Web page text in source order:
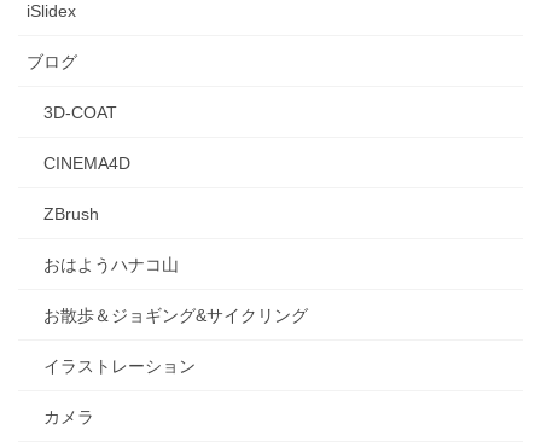
iSlidex
ブログ
3D-COAT
CINEMA4D
ZBrush
おはようハナコ山
お散歩＆ジョギング&サイクリング
イラストレーション
カメラ